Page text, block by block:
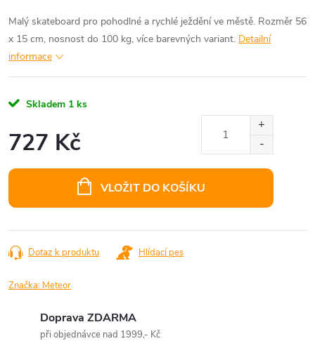
Malý skateboard pro pohodlné a rychlé ježdění ve městě. Rozměr 56
x 15 cm, nosnost do 100 kg, více barevných variant. Detailní
informace
Skladem 1 ks
727 Kč
VLOŽIT DO KOŠÍKU
Dotaz k produktu Hlídací pes
Značka: Meteor
Doprava ZDARMA
při objednávce nad 1999,- Kč